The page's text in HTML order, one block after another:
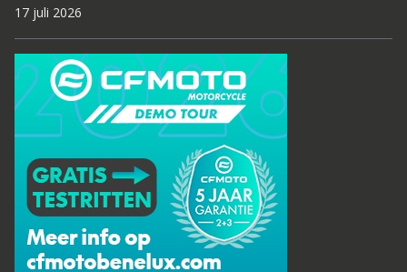
17 juli 2026